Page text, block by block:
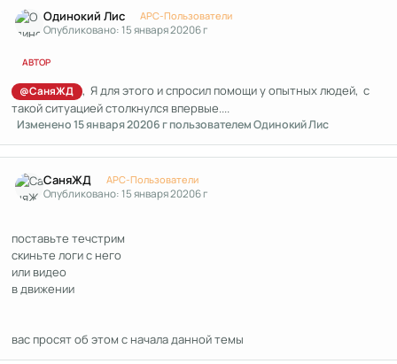
Одинокий Лис APC-Пользователи
Опубликовано:15 января 20206 г
АВТОР
@СаняЖД
, Я для этого и спросил помощи у опытных людей, с
такой ситуацией столкнулся впервые....
Изменено15 января 20206 гпользователем Одинокий Лис
СаняЖД APC-Пользователи
Опубликовано:15 января 20206 г
поставьте течстрим
скиньте логи с него
или видео
в движении
вас просят об этом с начала данной темы